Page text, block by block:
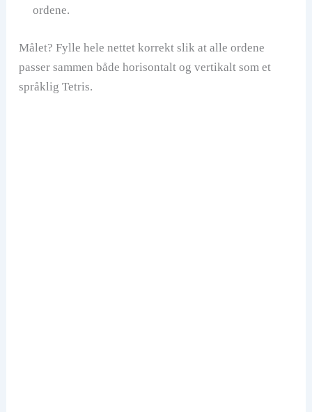
o
ordene.
Målet? Fylle hele nettet korrekt slik at alle ordene
passer sammen både horisontalt og vertikalt som et
språklig Tetris.